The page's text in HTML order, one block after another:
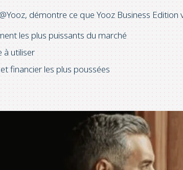
démontre ce que Yooz Business Edition
les plus puissants du marché
à utiliser
financier les plus poussées